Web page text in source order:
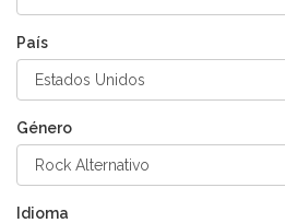
País
Género
Idioma